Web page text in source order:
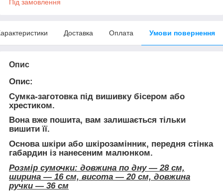
Під замовлення
Доставка Оплата Умови повернення
Опис
Опис:
Сумка-заготовка під вишивку бісером або
хрестиком.
Вона вже пошита, вам залишається тільки
вишити її.
Основа шкіри або шкірозамінник, передня стінка
габардин із нанесеним малюнком.
Розмір сумочки: довжина по дну — 28 см,
ширина — 16 см, висота — 20 см, довжина
ручки — 36 см